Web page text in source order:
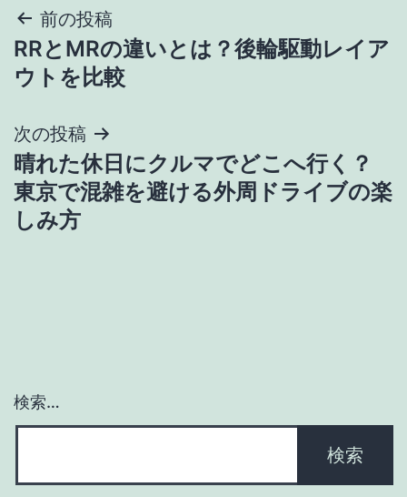
投
稿
ビ
ゲ
ー
前の投稿
RRとMRの違いとは？後輪駆動レイア
ウトを比較
次の投稿
晴れた休日にクルマでどこへ行く？
東京で混雑を避ける外周ドライブの楽
しみ方
検索…